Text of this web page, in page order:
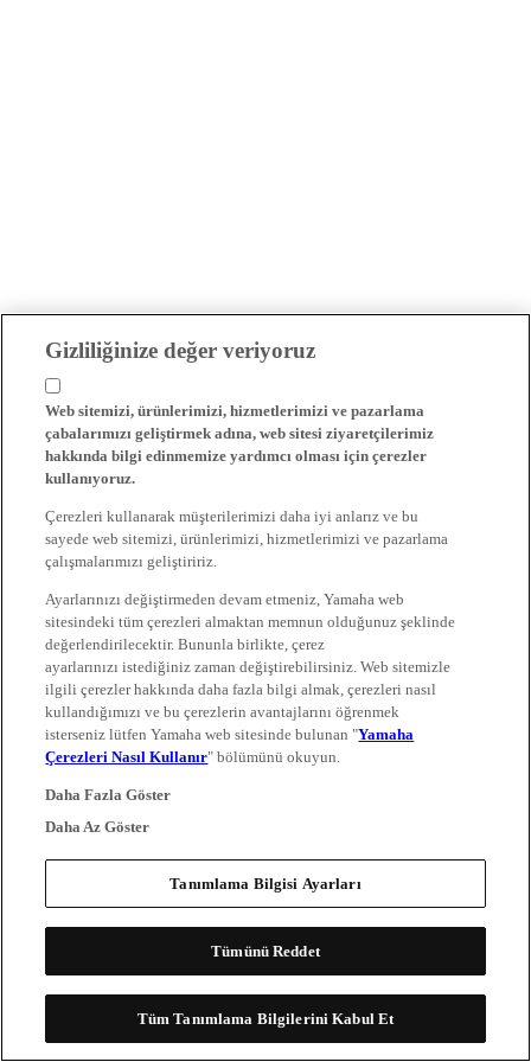
Gizliliğinize değer veriyoruz
Web sitemizi, ürünlerimizi, hizmetlerimizi ve pazarlama
çabalarımızı geliştirmek adına, web sitesi ziyaretçilerimiz
hakkında bilgi edinmemize yardımcı olması için çerezler
kullanıyoruz.
Çerezleri kullanarak müşterilerimizi daha iyi anlarız ve bu
sayede web sitemizi, ürünlerimizi, hizmetlerimizi ve pazarlama
çalışmalarımızı geliştiririz.
Ayarlarınızı değiştirmeden devam etmeniz, Yamaha web
sitesindeki tüm çerezleri almaktan memnun olduğunuz şeklinde
değerlendirilecektir. Bununla birlikte, çerez
ayarlarınızı istediğiniz zaman değiştirebilirsiniz. Web sitemizle
ilgili çerezler hakkında daha fazla bilgi almak, çerezleri nasıl
kullandığımızı ve bu çerezlerin avantajlarını öğrenmek
isterseniz lütfen Yamaha web sitesinde bulunan "Yamaha
Çerezleri Nasıl Kullanır" bölümünü okuyun.
Daha Fazla Göster
Daha Az Göster
Tanımlama Bilgisi Ayarları
Tümünü Reddet
Tüm Tanımlama Bilgilerini Kabul Et